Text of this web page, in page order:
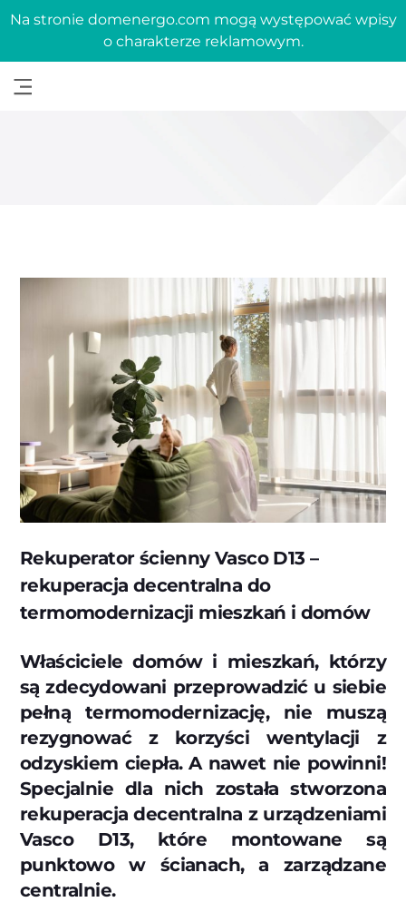
Na stronie domenergo.com mogą występować wpisy
o charakterze reklamowym.
Rekuperator ścienny Vasco D13 –
rekuperacja decentralna do
termomodernizacji mieszkań i domów
Właściciele domów i mieszkań, którzy
są zdecydowani przeprowadzić u siebie
pełną termomodernizację, nie muszą
rezygnować z korzyści wentylacji z
odzyskiem ciepła. A nawet nie powinni!
Specjalnie dla nich została stworzona
rekuperacja decentralna z urządzeniami
Vasco D13, które montowane są
punktowo w ścianach, a zarządzane
centralnie.